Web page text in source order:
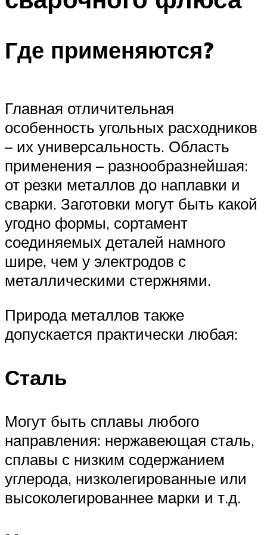
Где применяются?
Главная отличительная
особенность угольных расходников
– их универсальность. Область
применения – разнообразнейшая:
от резки металлов до наплавки и
сварки. Заготовки могут быть какой
угодно формы, сортамент
соединяемых деталей намного
шире, чем у электродов с
металлическими стержнями.
Природа металлов также
допускается практически любая:
Сталь
Могут быть сплавы любого
направления: нержавеющая сталь,
сплавы с низким содержанием
углерода, низколегированные или
высоколегированнее марки и т.д.